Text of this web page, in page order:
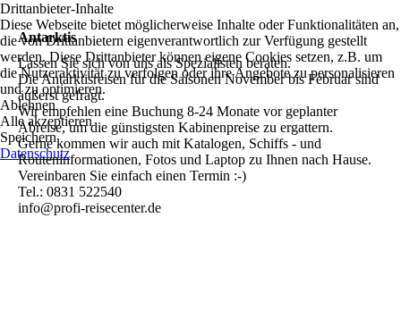
Antarktis
Lassen Sie sich von uns als Spezialisten beraten.
Die Antarktisreisen für die Saisonen November bis Februar sind
äußerst gefragt.
Wir empfehlen eine Buchung 8-24 Monate vor geplanter
Abreise, um die günstigsten Kabinenpreise zu ergattern.
Gerne kommen wir auch mit Katalogen, Schiffs - und
Routeninformationen, Fotos und Laptop zu Ihnen nach Hause.
Vereinbaren Sie einfach einen Termin :-)
Tel.: 0831 522540
info@profi-reisecenter.de
Drittanbieter-Inhalte
Diese Webseite bietet möglicherweise Inhalte oder Funktionalitäten an,
die von Drittanbietern eigenverantwortlich zur Verfügung gestellt
werden. Diese Drittanbieter können eigene Cookies setzen, z.B. um
die Nutzeraktivität zu verfolgen oder ihre Angebote zu personalisieren
und zu optimieren.
Ablehnen
Alle akzeptieren
Speichern
Datenschutz